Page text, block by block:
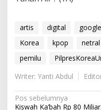
artis digital google
Korea
kpop netral
pemilu
Writer: Yanti Abdul
N
Pos sebelumnya
Kiswah Ka’bah Rp 80